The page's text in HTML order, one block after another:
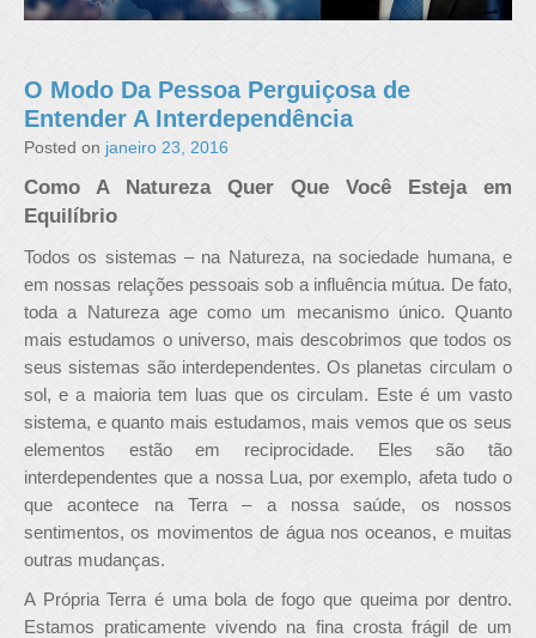
O Modo Da Pessoa Perguiçosa de
Entender A Interdependência
Posted on janeiro 23, 2016
Como A Natureza Quer Que Você Esteja em
Equilíbrio
Todos os sistemas – na Natureza, na sociedade humana, e
em nossas relações pessoais sob a influência mútua. De fato,
toda a Natureza age como um mecanismo único. Quanto
mais estudamos o universo, mais descobrimos que todos os
seus sistemas são interdependentes. Os planetas circulam o
sol, e a maioria tem luas que os circulam. Este é um vasto
sistema, e quanto mais estudamos, mais vemos que os seus
elementos estão em reciprocidade. Eles são tão
interdependentes que a nossa Lua, por exemplo, afeta tudo o
que acontece na Terra – a nossa saúde, os nossos
sentimentos, os movimentos de água nos oceanos, e muitas
outras mudanças.
A Própria Terra é uma bola de fogo que queima por dentro.
Estamos praticamente vivendo na fina crosta frágil de um